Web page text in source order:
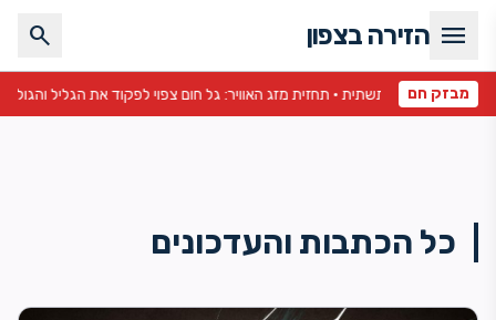
menu הזירה בצפון search
מבזק חם
כל הכתבות והעדכונים